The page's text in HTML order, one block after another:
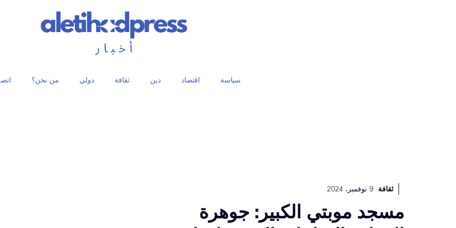
سياسة اقتصاد دين ثقافة دولي من نحن؟
ثقافة 9 نوفمبر، 2024
مسجد موبتي الكبير: جوهرة